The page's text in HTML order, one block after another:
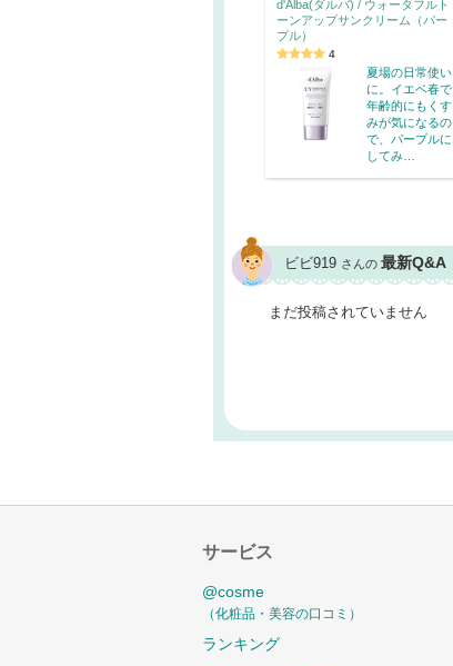
d'Alba(ダルバ) / ウォータフルト
ーンアップサンクリーム（パー
プル）
4
夏場の日常使い
に。イエベ春で
年齢的にもくす
みが気になるの
で、パープルに
してみ…
ビビ919 さんの 最新Q&A
まだ投稿されていません
サービス
@cosme
（化粧品・美容の口コミ）
ランキング